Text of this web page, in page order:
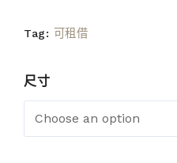
Tag: 可租借
尺寸